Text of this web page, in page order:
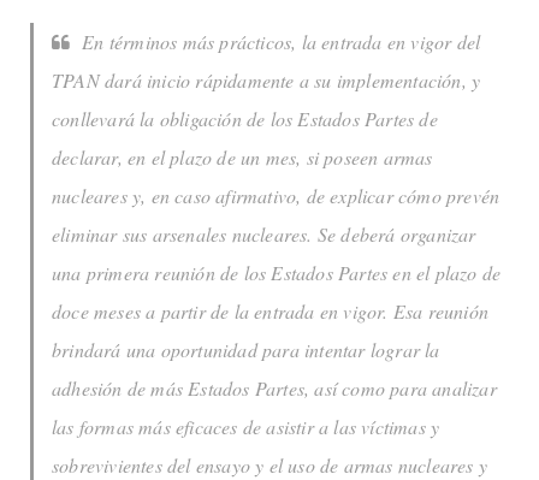
En términos más prácticos, la entrada en vigor del
TPAN dará inicio rápidamente a su implementación, y
conllevará la obligación de los Estados Partes de
declarar, en el plazo de un mes, si poseen armas
nucleares y, en caso afirmativo, de explicar cómo prevén
eliminar sus arsenales nucleares. Se deberá organizar
una primera reunión de los Estados Partes en el plazo de
doce meses a partir de la entrada en vigor. Esa reunión
brindará una oportunidad para intentar lograr la
adhesión de más Estados Partes, así como para analizar
las formas más eficaces de asistir a las víctimas y
sobrevivientes del ensayo y el uso de armas nucleares y